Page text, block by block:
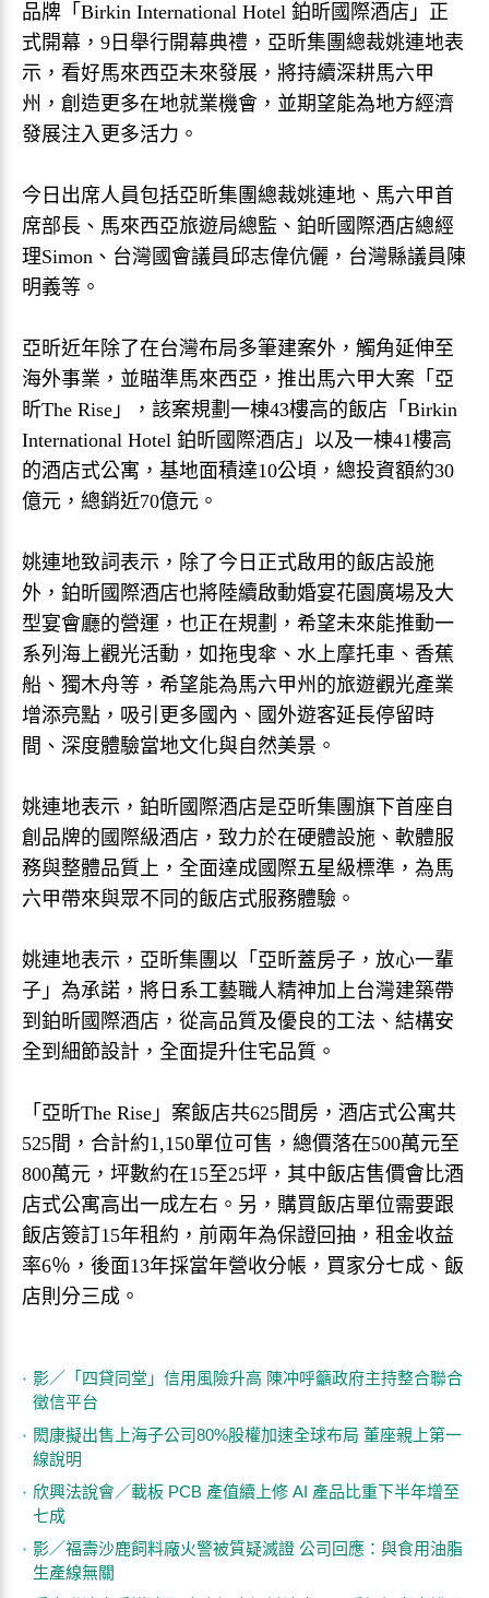
品牌「Birkin International Hotel 鉑昕國際酒店」正
式開幕，9日舉行開幕典禮，亞昕集團總裁姚連地表
示，看好馬來西亞未來發展，將持續深耕馬六甲
州，創造更多在地就業機會，並期望能為地方經濟
發展注入更多活力。
今日出席人員包括亞昕集團總裁姚連地、馬六甲首
席部長、馬來西亞旅遊局總監、鉑昕國際酒店總經
理Simon、台灣國會議員邱志偉伉儷，台灣縣議員陳
明義等。
亞昕近年除了在台灣布局多筆建案外，觸角延伸至
海外事業，並瞄準馬來西亞，推出馬六甲大案「亞
昕The Rise」，該案規劃一棟43樓高的飯店「Birkin
International Hotel 鉑昕國際酒店」以及一棟41樓高
的酒店式公寓，基地面積達10公頃，總投資額約30
億元，總銷近70億元。
姚連地致詞表示，除了今日正式啟用的飯店設施
外，鉑昕國際酒店也將陸續啟動婚宴花園廣場及大
型宴會廳的營運，也正在規劃，希望未來能推動一
系列海上觀光活動，如拖曳傘、水上摩托車、香蕉
船、獨木舟等，希望能為馬六甲州的旅遊觀光產業
增添亮點，吸引更多國內、國外遊客延長停留時
間、深度體驗當地文化與自然美景。
姚連地表示，鉑昕國際酒店是亞昕集團旗下首座自
創品牌的國際級酒店，致力於在硬體設施、軟體服
務與整體品質上，全面達成國際五星級標準，為馬
六甲帶來與眾不同的飯店式服務體驗。
姚連地表示，亞昕集團以「亞昕蓋房子，放心一輩
子」為承諾，將日系工藝職人精神加上台灣建築帶
到鉑昕國際酒店，從高品質及優良的工法、結構安
全到細節設計，全面提升住宅品質。
「亞昕The Rise」案飯店共625間房，酒店式公寓共
525間，合計約1,150單位可售，總價落在500萬元至
800萬元，坪數約在15至25坪，其中飯店售價會比酒
店式公寓高出一成左右。另，購買飯店單位需要跟
飯店簽訂15年租約，前兩年為保證回抽，租金收益
率6％，後面13年採當年營收分帳，買家分七成、飯
店則分三成。
影／「四貸同堂」信用風險升高 陳冲呼籲政府主持整合聯合
徵信平台
閎康擬出售上海子公司80%股權加速全球布局 董座親上第一
線說明
欣興法說會／載板 PCB 產值續上修 AI 產品比重下半年增至
七成
影／福壽沙鹿飼料廠火警被質疑滅證 公司回應：與食用油脂
生產線無關